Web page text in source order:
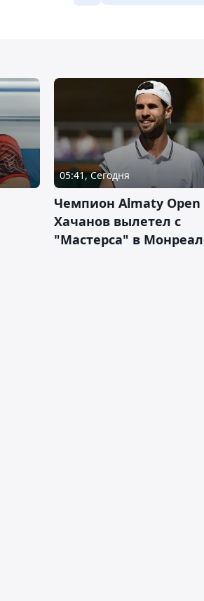
05:41, Сегодня
Чемпион Almaty Open
Хачанов вылетел с
"Мастерса" в